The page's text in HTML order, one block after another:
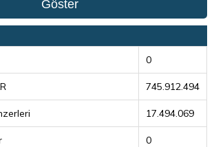
Göster
0
745.912.494
17.494.069
0